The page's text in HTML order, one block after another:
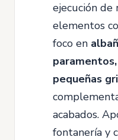
ejecución de
elementos
foco en
pequeñas
acabados.
fontanería y